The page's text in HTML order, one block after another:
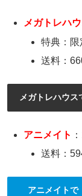
メガトレハ
特典：限
送料：
メガトレハウ
アニメイト
送料：
アニメイト